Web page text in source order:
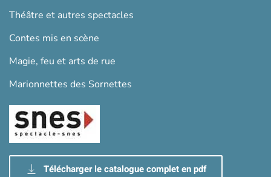
Théâtre et autres spectacles
Contes mis en scène
Magie, feu et arts de rue
Marionnettes des Sornettes
Télécharger le catalogue complet en pdf